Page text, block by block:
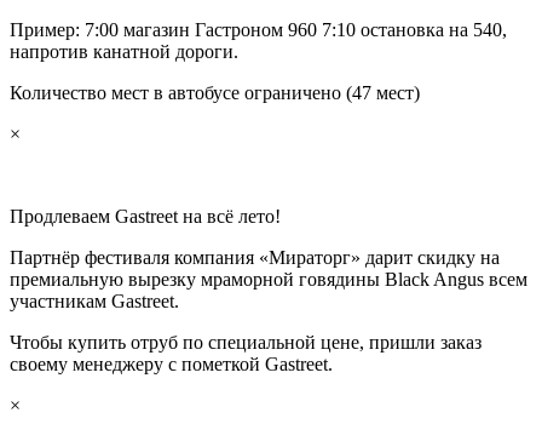
Пример: 7:00 магазин Гастроном 960 7:10 остановка на 540,
напротив канатной дороги.
Количество мест в автобусе ограничено (47 мест)
×
Продлеваем Gastreet на всё лето!
Партнёр фестиваля компания «Мираторг» дарит скидку на
премиальную вырезку мраморной говядины Black Angus всем
участникам Gastreet.
Чтобы купить отруб по специальной цене, пришли заказ
своему менеджеру с пометкой Gastreet.
×